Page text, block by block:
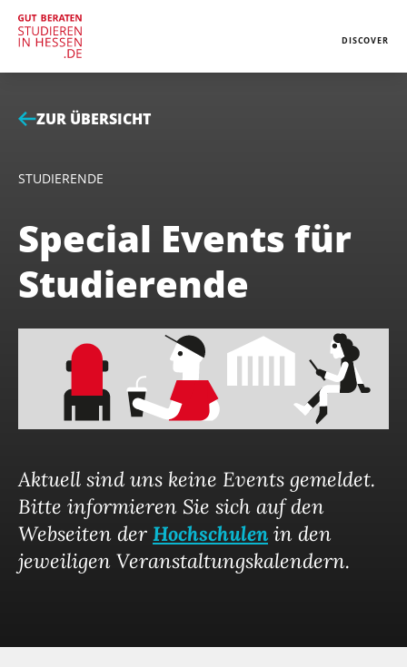
Jump to content
Jump to navigation
DISCOVER
ZUR ÜBERSICHT
STUDIERENDE
Special Events für
Studierende
Aktuell sind uns keine Events gemeldet.
Bitte informieren Sie sich auf den
Webseiten der Hochschulen in den
jeweiligen Veranstaltungskalendern.